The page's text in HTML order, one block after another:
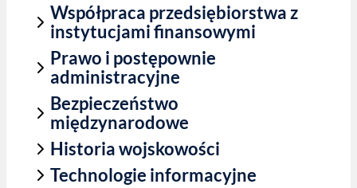
Współpraca przedsiębiorstwa z
instytucjami finansowymi
Prawo i postępownie
administracyjne
Bezpieczeństwo
międzynarodowe
Historia wojskowości
Technologie informacyjne